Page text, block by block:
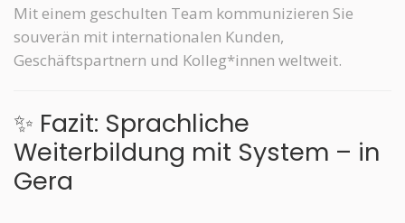
Mit einem geschulten Team kommunizieren Sie
souverän mit internationalen Kunden,
Geschäftspartnern und Kolleg*innen weltweit.
✨ Fazit: Sprachliche
Weiterbildung mit System – in
Gera